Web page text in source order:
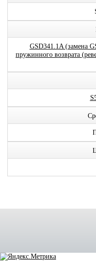
GSD341.1A (замена
пружинного возврата